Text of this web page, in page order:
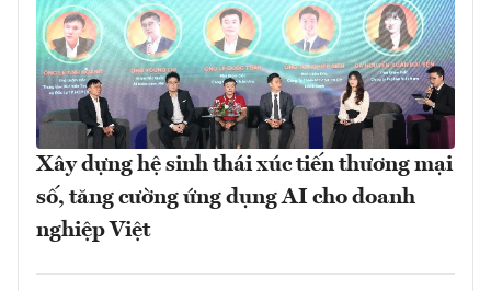
Xây dựng hệ sinh thái xúc tiến thương mại
số, tăng cường ứng dụng AI cho doanh
nghiệp Việt